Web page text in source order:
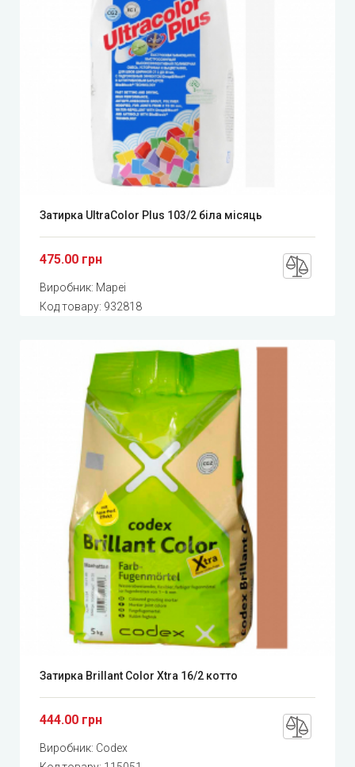
Затирка UltraColor Plus 103/2 біла місяць
475.00 грн
Виробник: Mapei
Код товару: 932818
Затирка Brillant Color Xtra 16/2 котто
444.00 грн
Виробник: Codex